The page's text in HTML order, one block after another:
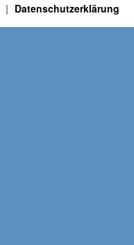
Datenschutzerklärung